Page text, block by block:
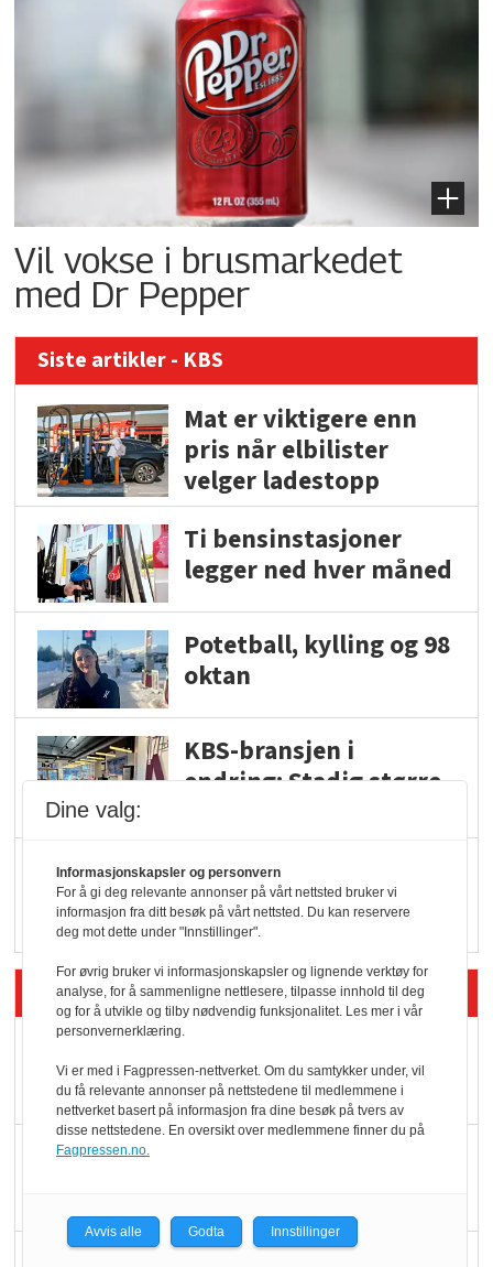
Vil vokse i brusmarkedet
med Dr Pepper
Siste artikler - KBS
Mat er viktigere enn
pris når elbilister
velger ladestopp
Ti bensinstasjoner
legger ned hver måned
Potetball, kylling og 98
oktan
KBS-bransjen i
endring: Stadig større
Vokser med ferdigmat
i dagligvare
Siste artikler - Butikk i praksis
dundrer videre
Dine valg:
Informasjonskapsler og personvern
For å gi deg relevante annonser på vårt nettsted bruker vi
informasjon fra ditt besøk på vårt nettsted. Du kan reservere
deg mot dette under "Innstillinger".
For øvrig bruker vi informasjonskapsler og lignende verktøy for
analyse, for å sammenligne nettlesere, tilpasse innhold til deg
og for å utvikle og tilby nødvendig funksjonalitet. Les mer i vår
personvernerklæring.
Vi er med i Fagpressen-nettverket. Om du samtykker under, vil
du få relevante annonser på nettstedene til medlemmene i
nettverket basert på informasjon fra dine besøk på tvers av
disse nettstedene. En oversikt over medlemmene finner du på
Fagpressen.no.
Avvis alle Godta Innstillinger